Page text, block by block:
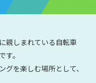
親しまれている自転車
。
を楽しむ場所として、